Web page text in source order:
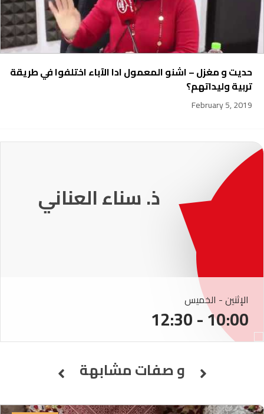
حديت و مغزل – اشنو المعمول ادا الآباء اختلفوا في طريقة
تربية وليداتهم؟
February 5, 2019
ذ. عماد ميزاب
الإثنين - الخميس
10:00 - 12:30
و صفات مشابهة